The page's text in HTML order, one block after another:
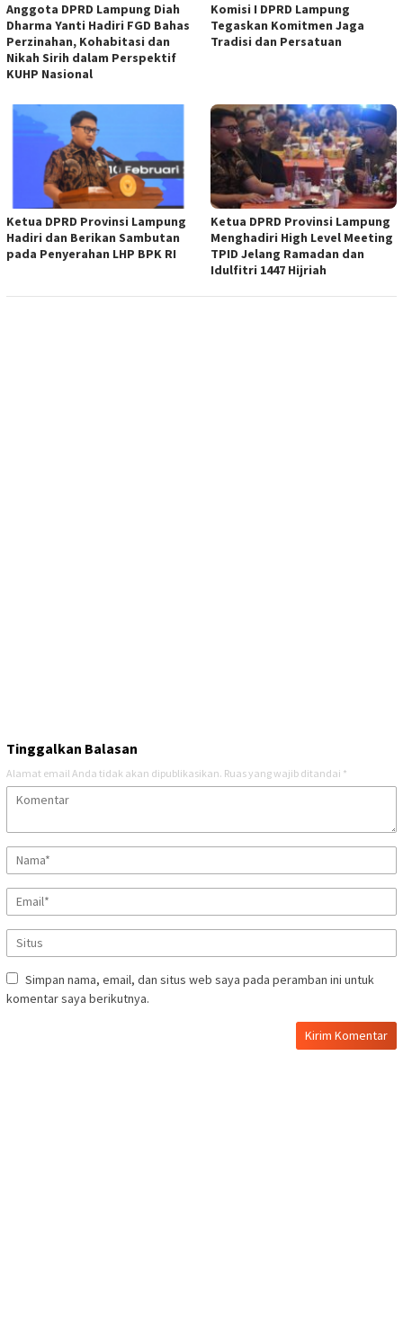
Anggota DPRD Lampung Diah
Dharma Yanti Hadiri FGD Bahas
Perzinahan, Kohabitasi dan
Nikah Sirih dalam Perspektif
KUHP Nasional
Komisi I DPRD Lampung
Tegaskan Komitmen Jaga
Tradisi dan Persatuan
Ketua DPRD Provinsi Lampung
Hadiri dan Berikan Sambutan
pada Penyerahan LHP BPK RI
Ketua DPRD Provinsi Lampung
Menghadiri High Level Meeting
TPID Jelang Ramadan dan
Idulfitri 1447 Hijriah
Tinggalkan Balasan
Alamat email Anda tidak akan dipublikasikan. Ruas yang wajib ditandai *
Simpan nama, email, dan situs web saya pada peramban ini untuk
komentar saya berikutnya.